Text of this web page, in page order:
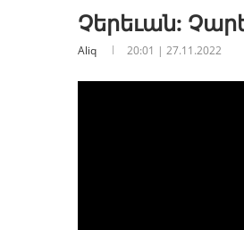
Չերեւան:
Aliq 20:01 | 27.11.2022